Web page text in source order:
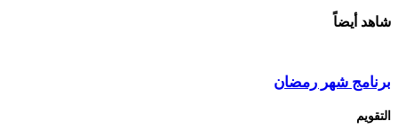
شاهد أيضاً
برنامج شهر رمضان
التقويم